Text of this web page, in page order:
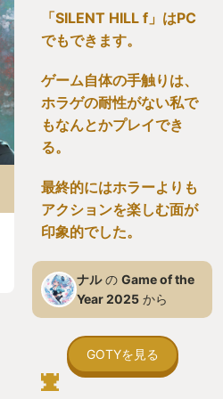
「SILENT HILL f」はPC
でもできます。
ゲーム自体の手触りは、
ホラゲの耐性がない私で
もなんとかプレイでき
る。
最終的にはホラーよりも
アクションを楽しむ面が
印象的でした。
ナルの Game of the
Year 2025 から
GOTYを見る